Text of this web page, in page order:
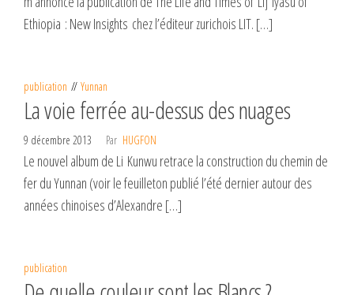
Ethiopia : New Insights chez l’éditeur zurichois LIT. […]
publication Yunnan
La voie ferrée au-dessus des nuages
9 décembre 2013 Par HUGFON
Le nouvel album de Li Kunwu retrace la construction du chemin de
fer du Yunnan (voir le feuilleton publié l’été dernier autour des
années chinoises d’Alexandre […]
publication